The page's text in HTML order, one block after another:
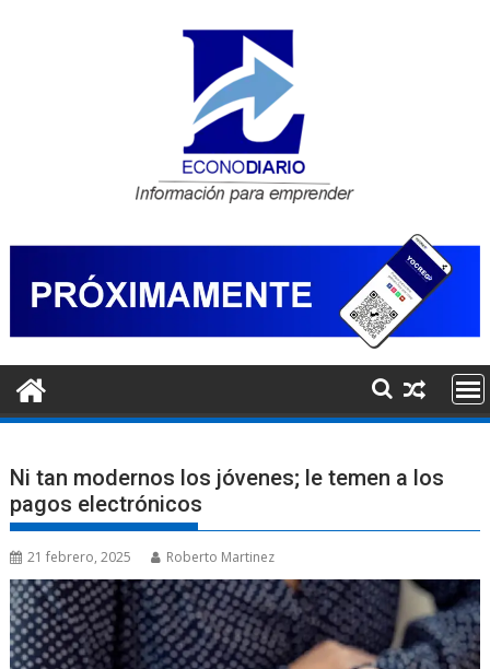
Ni tan modernos los jóvenes; le temen a los
pagos electrónicos
21 febrero, 2025 Roberto Martinez